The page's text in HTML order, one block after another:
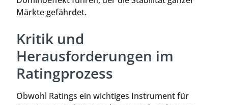
Märkte gefährdet.
Kritik und
Herausforderungen im
Ratingprozess
Obwohl Ratings ein wichtiges Instrument für